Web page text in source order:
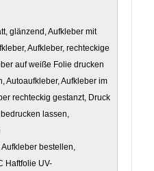
glänzend, Aufkleber mit
Aufkleber, rechteckige
auf weiße Folie drucken
Autoaufkleber, Aufkleber im
rechteckig gestanzt, Druck
lassen,
bestellen,
Haftfolie UV-